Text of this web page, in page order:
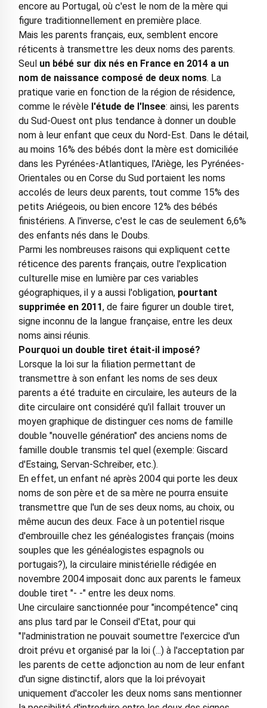
encore au Portugal, où c'est le nom de la mère qui
figure traditionnellement en première place.
Mais les parents français, eux, semblent encore
réticents à transmettre les deux noms des parents.
Seul un bébé sur dix nés en France en 2014 a un
nom de naissance composé de deux noms. La
pratique varie en fonction de la région de résidence,
comme le révèle l'étude de l'Insee: ainsi, les parents
du Sud-Ouest ont plus tendance à donner un double
nom à leur enfant que ceux du Nord-Est. Dans le détail,
au moins 16% des bébés dont la mère est domiciliée
dans les Pyrénées-Atlantiques, l'Ariège, les Pyrénées-
Orientales ou en Corse du Sud portaient les noms
accolés de leurs deux parents, tout comme 15% des
petits Ariégeois, ou bien encore 12% des bébés
finistériens. A l'inverse, c'est le cas de seulement 6,6%
des enfants nés dans le Doubs.
Parmi les nombreuses raisons qui expliquent cette
réticence des parents français, outre l'explication
culturelle mise en lumière par ces variables
géographiques, il y a aussi l'obligation, pourtant
supprimée en 2011, de faire figurer un double tiret,
signe inconnu de la langue française, entre les deux
noms ainsi réunis.
Pourquoi un double tiret était-il imposé?
Lorsque la loi sur la filiation permettant de
transmettre à son enfant les noms de ses deux
parents a été traduite en circulaire, les auteurs de la
dite circulaire ont considéré qu'il fallait trouver un
moyen graphique de distinguer ces noms de famille
double "nouvelle génération" des anciens noms de
famille double transmis tel quel (exemple: Giscard
d'Estaing, Servan-Schreiber, etc.).
En effet, un enfant né après 2004 qui porte les deux
noms de son père et de sa mère ne pourra ensuite
transmettre que l'un de ses deux noms, au choix, ou
même aucun des deux. Face à un potentiel risque
d'embrouille chez les généalogistes français (moins
souples que les généalogistes espagnols ou
portugais?), la circulaire ministérielle rédigée en
novembre 2004 imposait donc aux parents le fameux
double tiret "- -" entre les deux noms.
Une circulaire sanctionnée pour "incompétence" cinq
ans plus tard par le Conseil d'Etat, pour qui
"l'administration ne pouvait soumettre l'exercice d'un
droit prévu et organisé par la loi (...) à l'acceptation par
les parents de cette adjonction au nom de leur enfant
d'un signe distinctif, alors que la loi prévoyait
uniquement d'accoler les deux noms sans mentionner